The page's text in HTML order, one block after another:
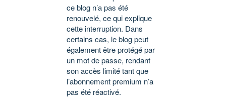
ce blog n’a pas été
renouvelé, ce qui explique
cette interruption. Dans
certains cas, le blog peut
également être protégé par
un mot de passe, rendant
son accès limité tant que
l’abonnement premium n’a
pas été réactivé.